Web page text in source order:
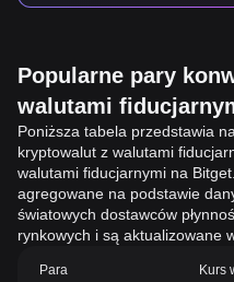
Popularne pary
walutami
Poniższa tabela przedstawia
kryptowalut z walutami
walutami fiducjarnymi na
agregowane na podstawie
światowych dostawców
rynkowych i są aktualizowane
Para Kurs